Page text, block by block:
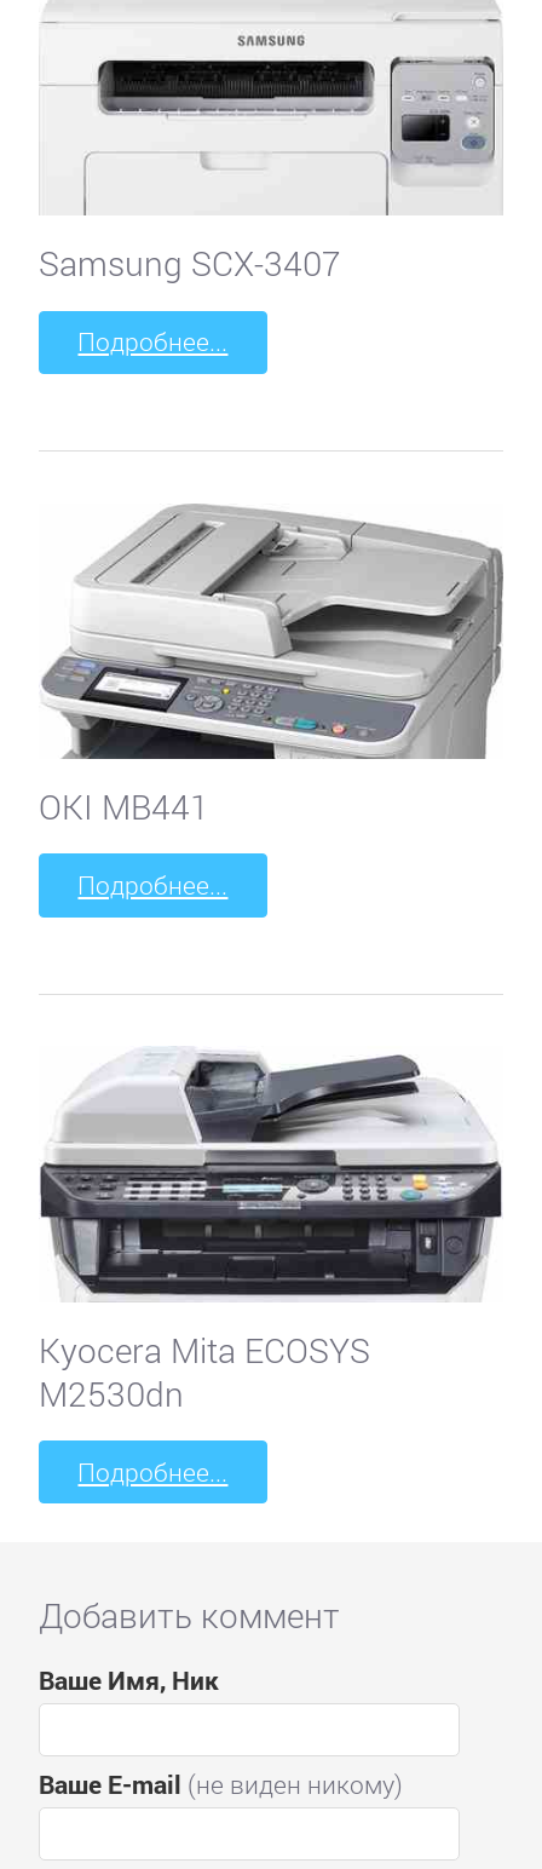
Samsung SCX-3407
Подробнее...
OKI MB441
Подробнее...
Kyocera Mita ECOSYS
M2530dn
Подробнее...
Добавить коммент
Ваше Имя, Ник
Ваше E-mail (не виден никому)